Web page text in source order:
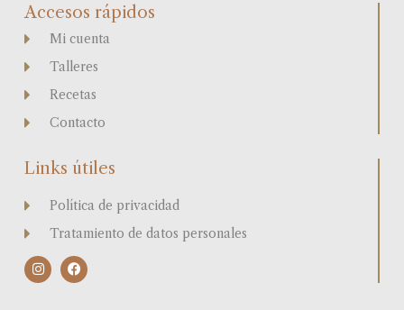
Accesos rápidos
Mi cuenta
Talleres
Recetas
Contacto
Links útiles
Política de privacidad
Tratamiento de datos personales
I
n
s
F
a
c